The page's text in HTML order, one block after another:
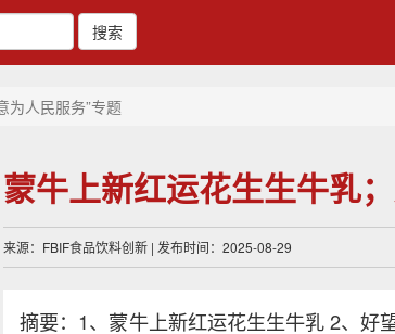
搜索
为人民服务”专题
蒙牛上新红运花生生牛乳
来源：FBIF食品饮料创新 | 发布时间：2025-08-29
摘要：1、蒙牛上新红运花生生牛乳 2、好